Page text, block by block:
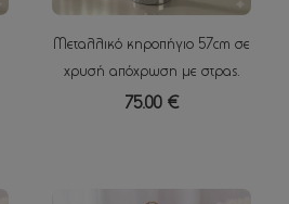
Μεταλλικό κηροπήγιο 57cm σε
χρυσή απόχρωση με στρας.
75.00 €